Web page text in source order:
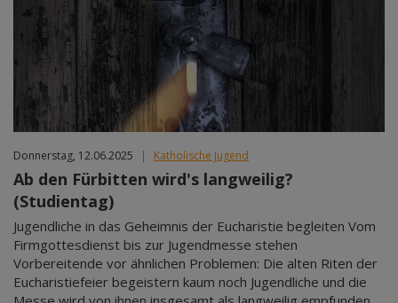
Donnerstag, 12.06.2025 | Katholische Jugend
Ab den Fürbitten wird's langweilig?
(Studientag)
Jugendliche in das Geheimnis der Eucharistie begleiten Vom
Firmgottesdienst bis zur Jugendmesse stehen
Vorbereitende vor ähnlichen Problemen: Die alten Riten der
Eucharistiefeier begeistern kaum noch Jugendliche und die